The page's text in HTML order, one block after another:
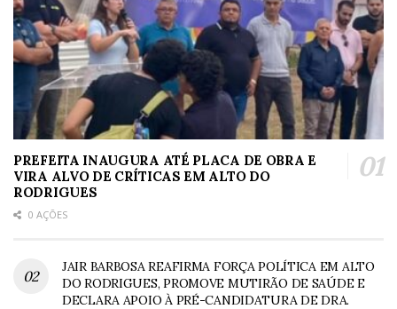
PREFEITA INAUGURA ATÉ PLACA DE OBRA E
VIRA ALVO DE CRÍTICAS EM ALTO DO
RODRIGUES
0 AÇÕES
JAIR BARBOSA REAFIRMA FORÇA POLÍTICA EM ALTO
DO RODRIGUES, PROMOVE MUTIRÃO DE SAÚDE E
DECLARA APOIO À PRÉ-CANDIDATURA DE DRA.